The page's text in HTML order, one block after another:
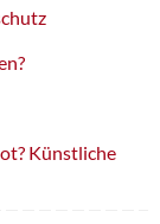
Künstliche